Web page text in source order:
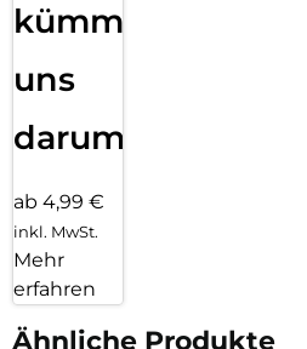
kümmern
uns
darum!
ab 4,99 €
inkl. MwSt.
Mehr
erfahren
Ähnliche Produkte